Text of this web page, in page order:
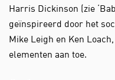
Harris Dickinson (zie
geïnspireerd door het
Mike Leigh en Ken
elementen aan toe.